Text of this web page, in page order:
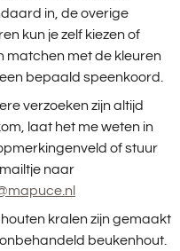
in, de overige
kun je zelf kiezen of
matchen met de kleuren
bepaald speenkoord.
verzoeken zijn altijd
laat het me weten in
of stuur
naar
houten kralen zijn gemaakt
beukenhout.